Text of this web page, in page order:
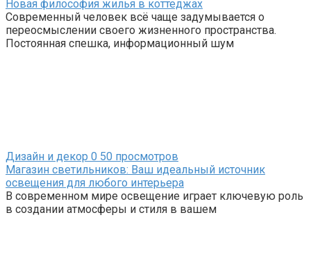
Новая философия жилья в коттеджах
Современный человек всё чаще задумывается о
переосмыслении своего жизненного пространства.
Постоянная спешка, информационный шум
Дизайн и декор 0 50 просмотров
Магазин светильников: Ваш идеальный источник
освещения для любого интерьера
В современном мире освещение играет ключевую роль
в создании атмосферы и стиля в вашем